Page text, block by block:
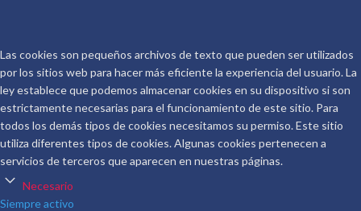
Las cookies son pequeños archivos de texto que pueden ser utilizados
por los sitios web para hacer más eficiente la experiencia del usuario. La
ley establece que podemos almacenar cookies en su dispositivo si son
estrictamente necesarias para el funcionamiento de este sitio. Para
todos los demás tipos de cookies necesitamos su permiso. Este sitio
utiliza diferentes tipos de cookies. Algunas cookies pertenecen a
servicios de terceros que aparecen en nuestras páginas.
Necesario
Siempre activo